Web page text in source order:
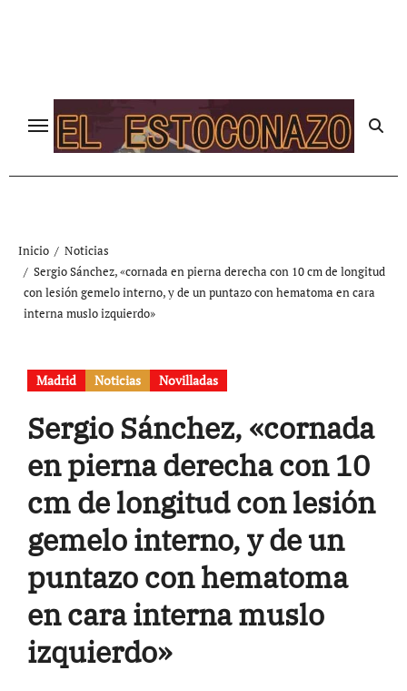
Inicio
Noticias
Sergio Sánchez, «cornada en pierna derecha con 10 cm de longitud
con lesión gemelo interno, y de un puntazo con hematoma en cara
interna muslo izquierdo»
Madrid Noticias Novilladas
Sergio Sánchez, «cornada
en pierna derecha con 10
cm de longitud con lesión
gemelo interno, y de un
puntazo con hematoma
en cara interna muslo
izquierdo»